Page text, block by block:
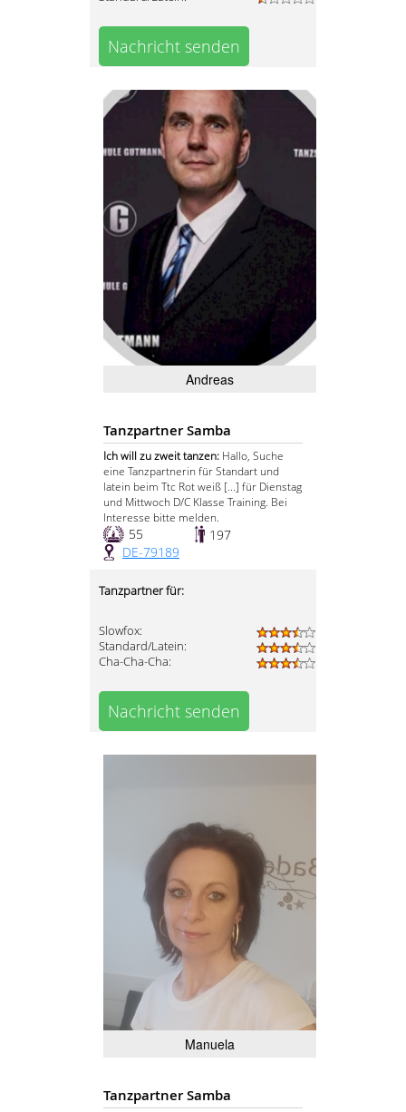
Nachricht senden
Andreas
Tanzpartner Samba
Ich will zu zweit tanzen: Hallo, Suche
eine Tanzpartnerin für Standart und
latein beim Ttc Rot weiß [...] für Dienstag
und Mittwoch D/C Klasse Training. Bei
Interesse bitte melden.
55
197
DE-79189
Tanzpartner für:
Slowfox:
Standard/Latein:
Cha-Cha-Cha:
Nachricht senden
Manuela
Tanzpartner Samba